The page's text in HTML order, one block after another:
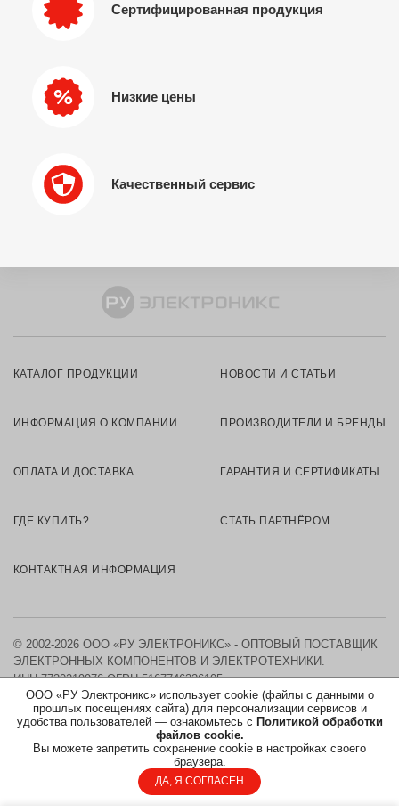
Сертифицированная продукция
Низкие цены
Качественный сервис
ООО «РУ Электроникс» использует cookie (файлы с данными о
прошлых посещениях сайта) для персонализации сервисов и
удобства пользователей — ознакомьтесь с Политикой обработки
файлов cookie.
Вы можете запретить сохранение cookie в настройках своего
браузера.
ДА, Я СОГЛАСЕН
КАТАЛОГ ПРОДУКЦИИ НОВОСТИ И СТАТЬИ
ИНФОРМАЦИЯ О КОМПАНИИ ПРОИЗВОДИТЕЛИ И БРЕНДЫ
ОПЛАТА И ДОСТАВКА ГАРАНТИЯ И СЕРТИФИКАТЫ
ГДЕ КУПИТЬ? СТАТЬ ПАРТНЁРОМ
КОНТАКТНАЯ ИНФОРМАЦИЯ
© 2002-2026 ООО «РУ ЭЛЕКТРОНИКС» - ОПТОВЫЙ ПОСТАВЩИК
ЭЛЕКТРОННЫХ КОМПОНЕНТОВ И ЭЛЕКТРОТЕХНИКИ.
ИНН 7730219976 ОГРН 5167746326105
КАРТА САЙТА
ПОЛИТИКА ОБРАБОТКИ ПЕРСОНАЛЬНЫХ ДАННЫХ
СОГЛАСИЕ НА ОБРАБОТКУ ПЕРСОНАЛЬНЫХ ДАННЫХ